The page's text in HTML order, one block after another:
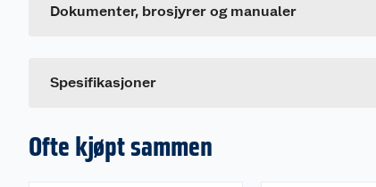
Dokumenter, brosjyrer og manualer
Spesifikasjoner
Leverandørens artikkelnummer
Ofte kjøpt sammen